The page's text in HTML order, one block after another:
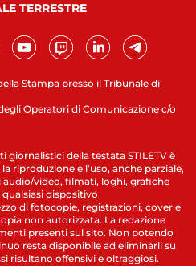
Stampa presso il Tribunale di
Operatori di Comunicazione c/o
TERRESTRE
giornalistici della testata STILETV è
riproduzione e l’uso, anche parziale,
video, filmati, loghi, grafiche
dispositivo
di fotocopie, registrazioni, cover e
non autorizzata. La redazione
presenti sul sito. Non potendo
resta disponibile ad eliminarli su
risultano offensivi e oltraggiosi.